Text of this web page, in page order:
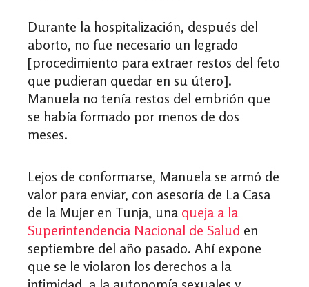
Durante la hospitalización, después del
aborto, no fue necesario un legrado
[procedimiento para extraer restos del feto
que pudieran quedar en su útero].
Manuela no tenía restos del embrión que
se había formado por menos de dos
meses.
Lejos de conformarse, Manuela se armó de
valor para enviar, con asesoría de La Casa
de la Mujer en Tunja, una queja a la
Superintendencia Nacional de Salud en
septiembre del año pasado. Ahí expone
que se le violaron los derechos a la